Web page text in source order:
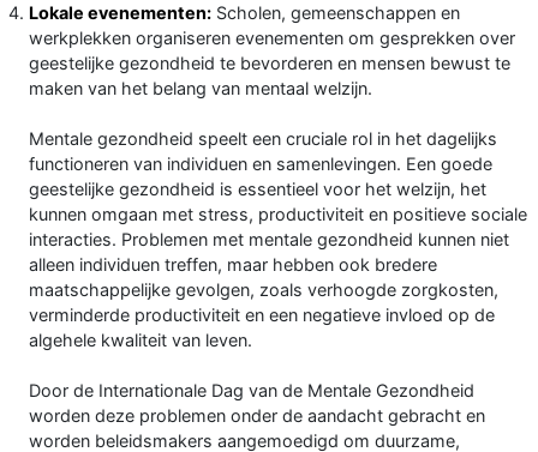
Lokale evenementen: Scholen, gemeenschappen en
werkplekken organiseren evenementen om gesprekken over
geestelijke gezondheid te bevorderen en mensen bewust te
maken van het belang van mentaal welzijn.
Mentale gezondheid speelt een cruciale rol in het dagelijks
functioneren van individuen en samenlevingen. Een goede
geestelijke gezondheid is essentieel voor het welzijn, het
kunnen omgaan met stress, productiviteit en positieve sociale
interacties. Problemen met mentale gezondheid kunnen niet
alleen individuen treffen, maar hebben ook bredere
maatschappelijke gevolgen, zoals verhoogde zorgkosten,
verminderde productiviteit en een negatieve invloed op de
algehele kwaliteit van leven.
Door de Internationale Dag van de Mentale Gezondheid
worden deze problemen onder de aandacht gebracht en
worden beleidsmakers aangemoedigd om duurzame,